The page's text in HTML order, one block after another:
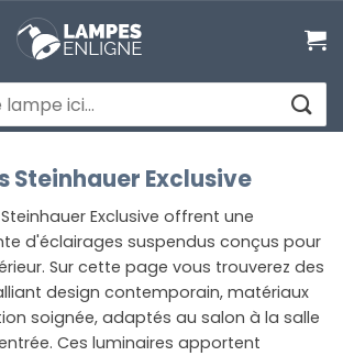
Steinhauer Exclusive
Exclusive offrent une
d'éclairages suspendus conçus pour
Sur cette page vous trouverez des
design contemporain, matériaux
soignée, adaptés au salon à la salle
Ces luminaires apportent